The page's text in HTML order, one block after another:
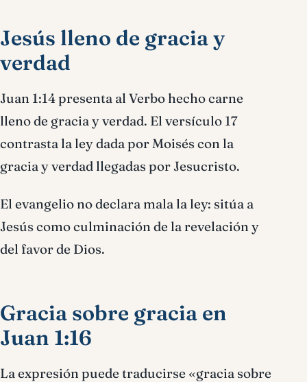
Jesús lleno de gracia y
verdad
Juan 1:14 presenta al Verbo hecho carne
lleno de gracia y verdad. El versículo 17
contrasta la ley dada por Moisés con la
gracia y verdad llegadas por Jesucristo.
El evangelio no declara mala la ley: sitúa a
Jesús como culminación de la revelación y
del favor de Dios.
Gracia sobre gracia en
Juan 1:16
La expresión puede traducirse «gracia sobre